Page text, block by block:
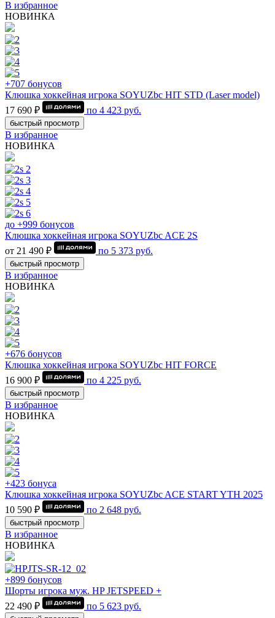
В избранное
НОВИНКА
+707 бонусов
Клюшка хоккейная игрока SOYUZbc HIT STD (Laser model)
17 690 ₽
по 4 423 руб.
быстрый просмотр
В избранное
НОВИНКА
до +999 бонусов
Клюшка хоккейная игрока SOYUZbc ACE 2S
от 21 490 ₽
по 5 373 руб.
быстрый просмотр
В избранное
НОВИНКА
+676 бонусов
Клюшка хоккейная игрока SOYUZbc HIT FORCE
16 900 ₽
по 4 225 руб.
быстрый просмотр
В избранное
НОВИНКА
+423 бонуса
Клюшка хоккейная игрока SOYUZbc ACE START YTH 2025
10 590 ₽
по 2 648 руб.
быстрый просмотр
В избранное
НОВИНКА
+899 бонусов
Шорты игрока муж. HP JETSPEED +
22 490 ₽
по 5 623 руб.